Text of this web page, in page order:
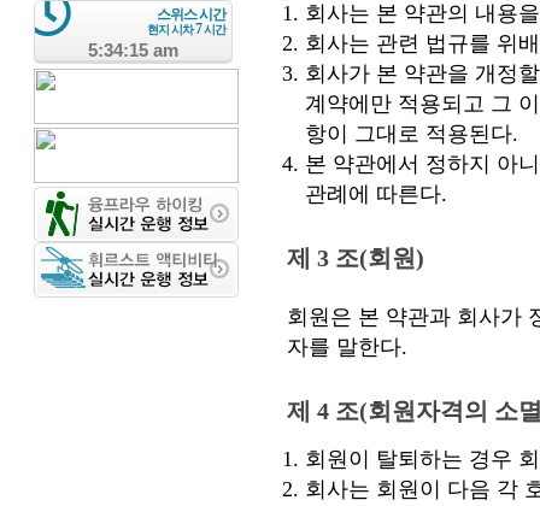
스위스 시간
현지 시차7시간
5:34:16 am
회사는 본 약관의 내용
회사는 관련 법규를 위
회사가 본 약관을 개정
계약에만 적용되고 그
항이 그대로 적용된다.
본 약관에서 정하지 아
관례에 따른다.
제 3 조(회원)
회원은 본 약관과 회사가
자를 말한다.
제 4 조(회원자격의 소
회원이 탈퇴하는 경우
회사는 회원이 다음 각